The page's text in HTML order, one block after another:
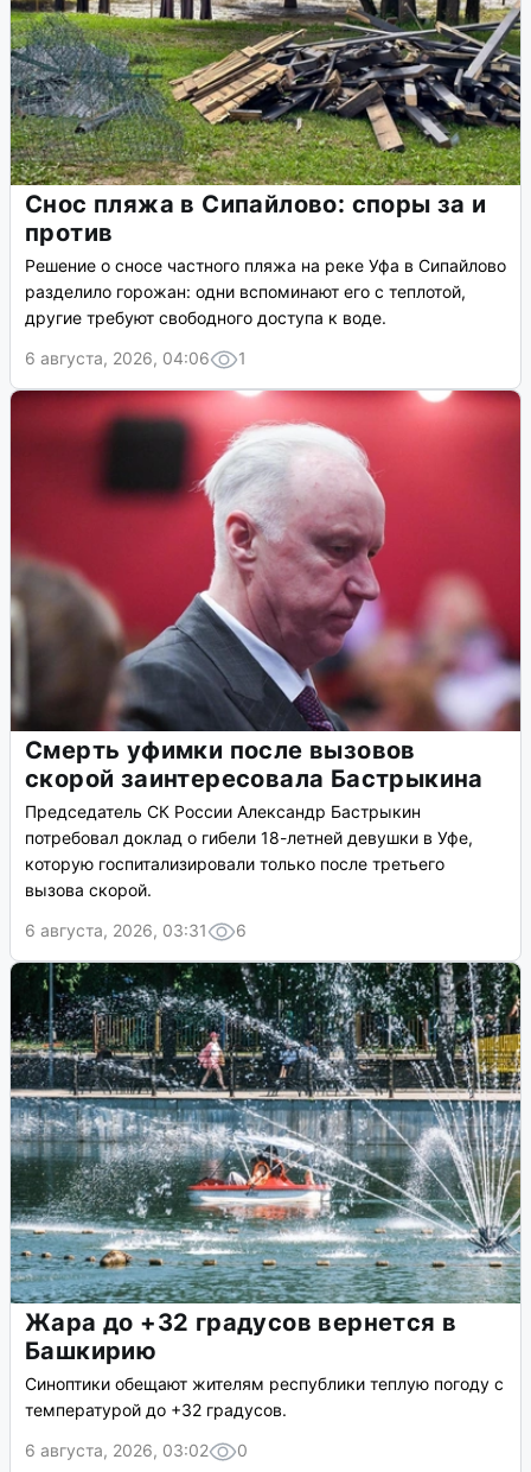
Снос пляжа в Сипайлово: споры за и
против
Решение о сносе частного пляжа на реке Уфа в Сипайлово
разделило горожан: одни вспоминают его с теплотой,
другие требуют свободного доступа к воде.
6 августа, 2026, 04:06
1
Смерть уфимки после вызовов
скорой заинтересовала Бастрыкина
Председатель СК России Александр Бастрыкин
потребовал доклад о гибели 18-летней девушки в Уфе,
которую госпитализировали только после третьего
вызова скорой.
6 августа, 2026, 03:31
6
Жара до +32 градусов вернется в
Башкирию
Синоптики обещают жителям республики теплую погоду с
температурой до +32 градусов.
6 августа, 2026, 03:02
0